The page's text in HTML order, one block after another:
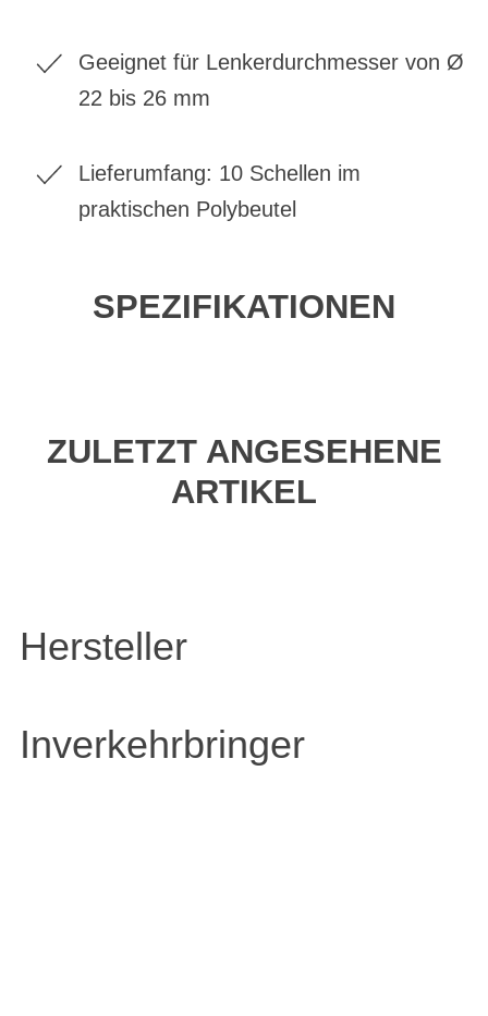
Geeignet für Lenkerdurchmesser von Ø
22 bis 26 mm
Lieferumfang: 10 Schellen im
praktischen Polybeutel
SPEZIFIKATIONEN
ZULETZT ANGESEHENE
ARTIKEL
Hersteller
Inverkehrbringer